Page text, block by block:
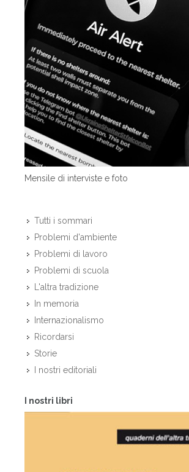
Mensile di interviste e foto
Tutti i sommari
Problemi d'ambiente
Problemi di lavoro
Problemi di scuola
L'altra tradizione
In memoria
Internazionalismo
Ricordarsi
Storie
I nostri editoriali
I nostri libri